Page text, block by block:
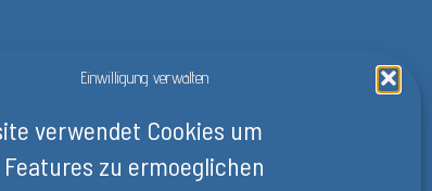
Einwilligung verwalten
verwendet Cookies um
zu ermoeglichen